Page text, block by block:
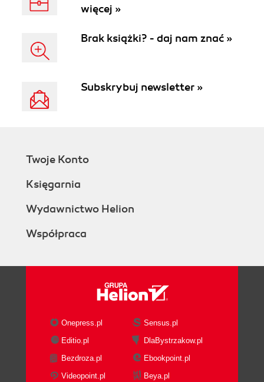
więcej »
Brak książki? - daj nam znać »
Subskrybuj newsletter »
Twoje Konto
Księgarnia
Wydawnictwo Helion
Współpraca
Onepress.pl
Sensus.pl
Editio.pl
DlaBystrzakow.pl
Bezdroza.pl
Ebookpoint.pl
Videopoint.pl
Beya.pl